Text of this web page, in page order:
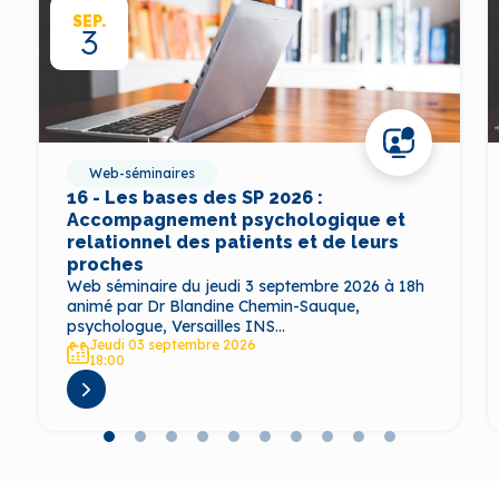
SEP.
3
Web-séminaires
16 - Les bases des SP 2026 :
Accompagnement psychologique et
relationnel des patients et de leurs
proches
Web séminaire du jeudi 3 septembre 2026 à 18h
animé par Dr Blandine Chemin-Sauque,
psychologue, Versailles INS...
Jeudi 03 septembre 2026
18:00